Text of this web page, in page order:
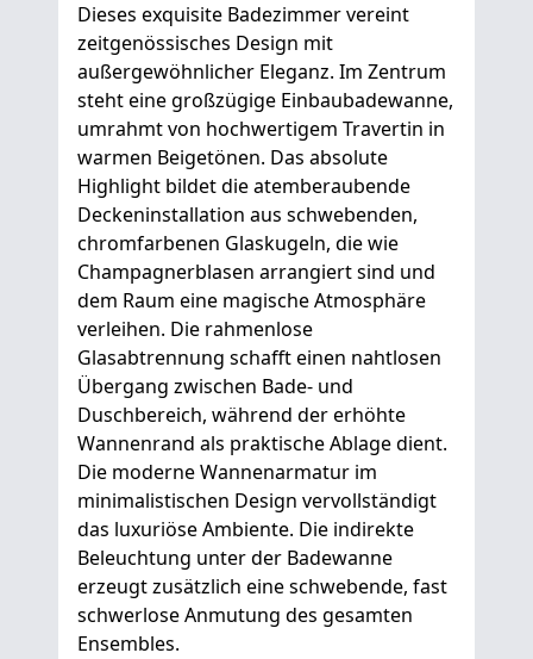
Dieses exquisite Badezimmer vereint
zeitgenössisches Design mit
außergewöhnlicher Eleganz. Im Zentrum
steht eine großzügige Einbaubadewanne,
umrahmt von hochwertigem Travertin in
warmen Beigetönen. Das absolute
Highlight bildet die atemberaubende
Deckeninstallation aus schwebenden,
chromfarbenen Glaskugeln, die wie
Champagnerblasen arrangiert sind und
dem Raum eine magische Atmosphäre
verleihen. Die rahmenlose
Glasabtrennung schafft einen nahtlosen
Übergang zwischen Bade- und
Duschbereich, während der erhöhte
Wannenrand als praktische Ablage dient.
Die moderne Wannenarmatur im
minimalistischen Design vervollständigt
das luxuriöse Ambiente. Die indirekte
Beleuchtung unter der Badewanne
erzeugt zusätzlich eine schwebende, fast
schwerlose Anmutung des gesamten
Ensembles.